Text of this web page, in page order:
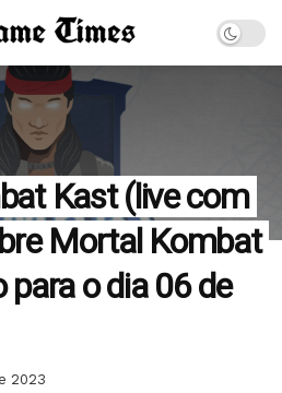
Kast (live com
Mortal Kombat
para o dia 06 de
2023